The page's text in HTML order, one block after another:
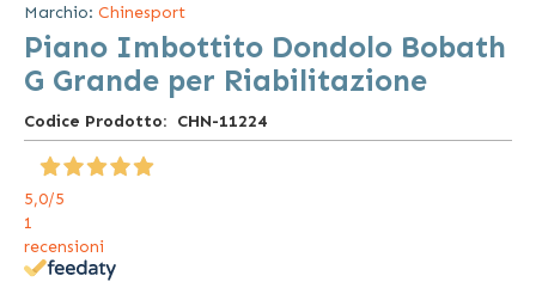
galleria
di
immagini
Marchio: Chinesport
Piano Imbottito Dondolo Bobath
G Grande per Riabilitazione
Codice Prodotto CHN-11224
5,0/5
1
recensioni